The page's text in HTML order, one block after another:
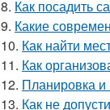
8. Как посадить
9. Какие
10. Как найти
11. Как
12. Планировка и
13. Как не